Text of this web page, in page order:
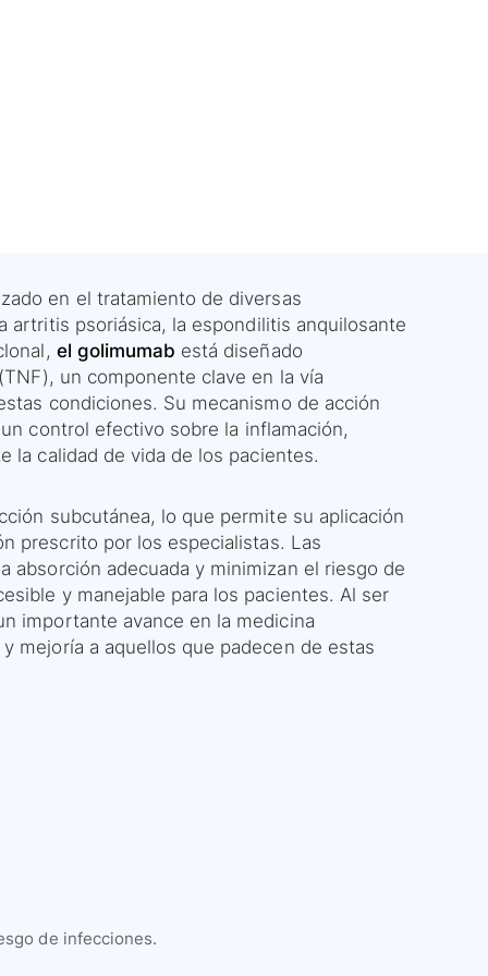
en el tratamiento de diversas
psoriásica, la espondilitis anquilosante
el golimumab está diseñado
un componente clave en la vía
condiciones. Su mecanismo de acción
control efectivo sobre la inflamación,
la calidad de vida de los pacientes.
subcutánea, lo que permite su aplicación
prescrito por los especialistas. Las
absorción adecuada y minimizan el riesgo de
y manejable para los pacientes. Al ser
importante avance en la medicina
mejoría a aquellos que padecen de estas
de infecciones.